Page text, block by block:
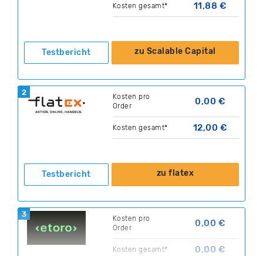
Kosten gesamt* 11,88 €
Testbericht zu Scalable Capital
2
Kosten pro
Order
0,00 €
Kosten gesamt* 12,00 €
Testbericht zu flatex
3
Kosten pro
Order
0,00 €
Kosten gesamt* 0,00 €